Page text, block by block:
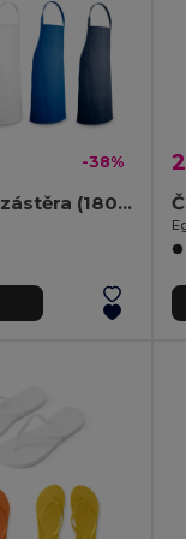
-38%
Bavlněná keprová zástěra (180 g/m²)